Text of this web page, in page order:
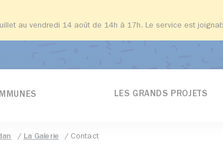
au vendredi 14 août de 14h à 17h. Le service est
LES GRANDS PROJETS
La Galerie Contact